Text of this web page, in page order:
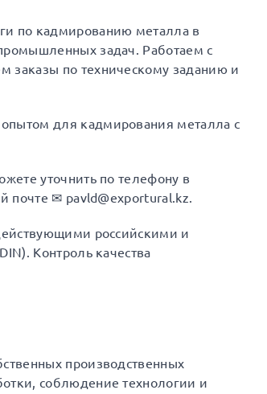
по кадмированию металла в
задач. Работаем с
заказы по техническому заданию и
для кадмирования металла с
уточнить по телефону в
почте ✉ pavld@exportural.kz.
российскими и
Контроль качества
производственных
соблюдение технологии и